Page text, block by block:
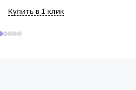
Купить в 1 клик